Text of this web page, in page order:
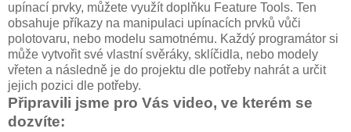
upínací prvky, můžete využít doplňku Feature Tools. Ten
obsahuje příkazy na manipulaci upínacích prvků vůči
polotovaru, nebo modelu samotnému. Každý programátor si
může vytvořit své vlastní svěráky, sklíčidla, nebo modely
vřeten a následně je do projektu dle potřeby nahrát a určit
jejich pozici dle potřeby.
Připravili jsme pro Vás video, ve kterém se
dozvíte: